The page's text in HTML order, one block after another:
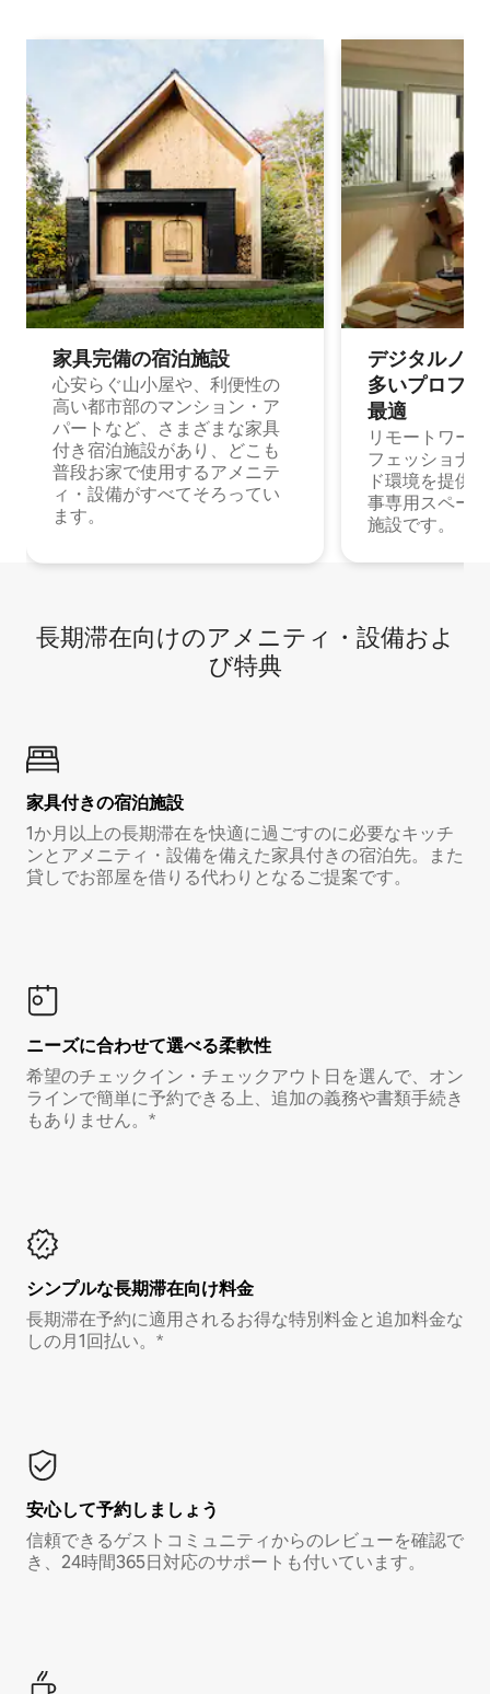
家具完備の宿⁠泊⁠施⁠設
心安らぐ山小屋や、利便性の
高い都市部のマンション・ア
パートなど、さまざまな家具
付き宿泊施設があり、どこも
普段お家で使用するアメニテ
ィ・設備がすべてそろってい
ます。
デジタルノ
多⁠いプ⁠ロ⁠フ⁠
最⁠適
リモートワー
フェッショナ
ド環境を提供
事専用スペー
施設です。
長期滞在向け⁠のア⁠メ⁠ニ⁠テ⁠ィ⁠・設⁠備⁠およ
び特⁠典
家具付き⁠の宿⁠泊⁠施⁠設
1か月以上の長期滞在を快適に過ごすのに必要なキッチ
ンとアメニティ・設備を備えた家具付きの宿泊先。また
貸しでお部屋を借りる代わりとなるご提案です。
ニーズに合わせて選べる柔軟性
希望のチェックイン・チェックアウト日を選んで、オン
ラインで簡単に予約できる上、追加の義務や書類手続き
もありません。*
シンプルな長期滞在向け料金
長期滞在予約に適用されるお得な特別料金と追加料金な
しの月1回払い。*
安心して予約しましょう
信頼できるゲストコミュニティからのレビューを確認で
き、24時間365日対応のサポートも付いています。